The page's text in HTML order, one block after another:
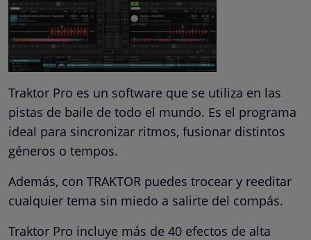
Traktor Pro es un software que se utiliza en las
pistas de baile de todo el mundo. Es el programa
ideal para sincronizar ritmos, fusionar distintos
géneros o tempos.
Además, con TRAKTOR puedes trocear y reeditar
cualquier tema sin miedo a salirte del compás.
Traktor Pro incluye más de 40 efectos de alta